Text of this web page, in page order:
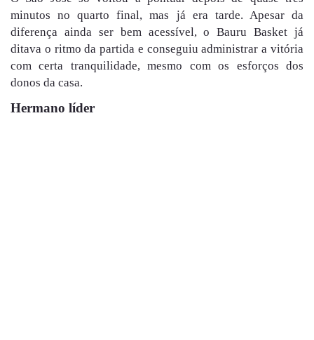
minutos no quarto final, mas já era tarde. Apesar da
diferença ainda ser bem acessível, o Bauru Basket já
ditava o ritmo da partida e conseguiu administrar a vitória
com certa tranquilidade, mesmo com os esforços dos
donos da casa.
Hermano líder